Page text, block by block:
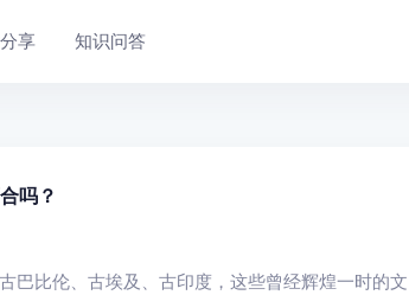
享 知识问答
吗？
巴比伦、古埃及、古印度，这些曾经辉煌一时的文